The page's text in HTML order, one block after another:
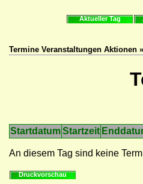
Aktueller Tag
Termine Veranstaltungen Aktionen
StartdatumStartzeit
An diesem Tag sind keine
Druckvorschau